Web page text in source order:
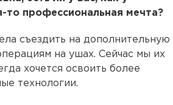
то профессиональная мечта?
съездить на дополнительную
на ушах. Сейчас мы их
хочется освоить более
технологии.